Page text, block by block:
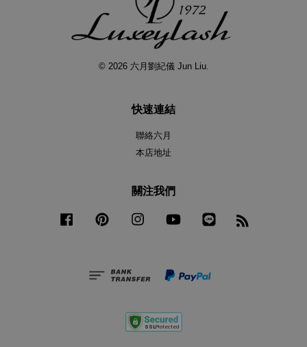
© 2026 六月劉紀儀 Jun Liu.
快速連結
聯絡六月
本店地址
關注我們
Facebook Pinterest Instagram YouTube